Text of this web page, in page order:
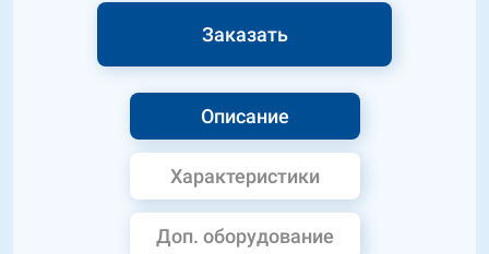
Описание
Характеристики
Доп. оборудование
Заказать